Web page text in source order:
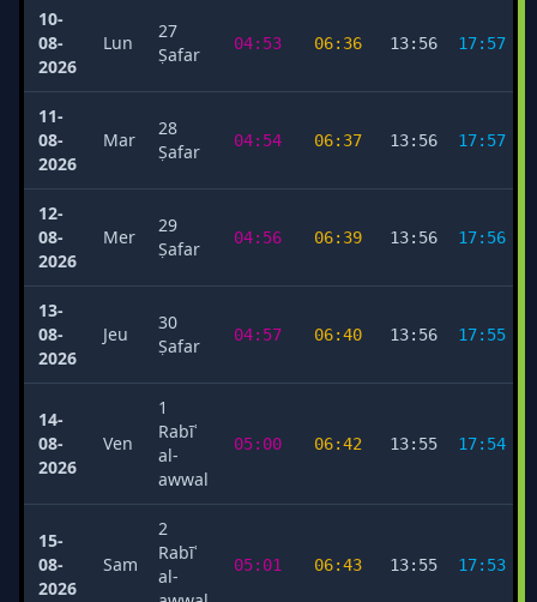
10-
08-
2026
Lun
27
Ṣafar
04:53 06:36 13:56 17:57
11-
08-
2026
Mar
28
Ṣafar
04:54 06:37 13:56 17:57
12-
08-
2026
Mer
29
Ṣafar
04:56 06:39 13:56 17:56
13-
08-
2026
Jeu
30
Ṣafar
04:57 06:40 13:56 17:55
14-
08-
2026
Ven
1
Rabīʿ
al-
awwal
05:00 06:42 13:55 17:54
15-
08-
2026
Sam
2
Rabīʿ
al-
05:01 06:43 13:55 17:53